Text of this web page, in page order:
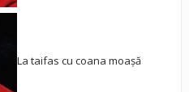
La taifas cu coana moașă